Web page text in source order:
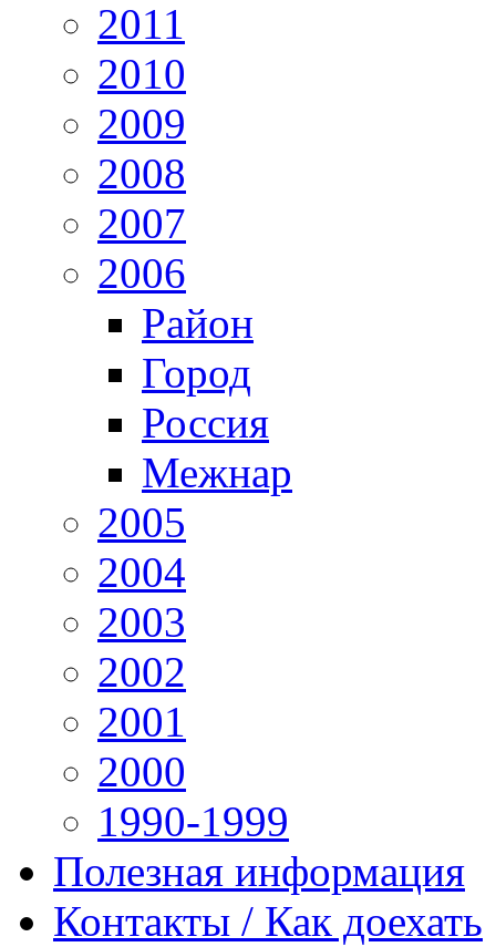
2011
2010
2009
2008
2007
2006
Район
Город
Россия
Межнар
2005
2004
2003
2002
2001
2000
1990-1999
Полезная информация
Контакты / Как доехать